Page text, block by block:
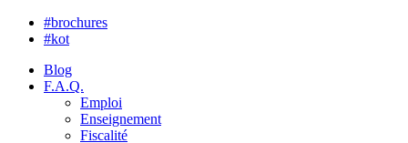
#brochures
#kot
Blog
F.A.Q.
Emploi
Enseignement
Fiscalité